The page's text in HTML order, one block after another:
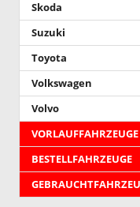
Skoda
Suzuki
Toyota
Volkswagen
Volvo
VORLAUFFAHRZEUGE
BESTELLFAHRZEUGE